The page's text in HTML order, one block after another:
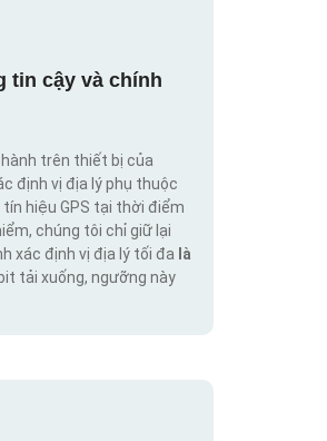
tin cậy và chính
trên thiết bị của
định vị địa lý phụ thuộc
hiệu GPS tại thời điểm
chúng tôi chỉ giữ lại
xác định vị địa lý tối đa là
tải xuống, ngưỡng này